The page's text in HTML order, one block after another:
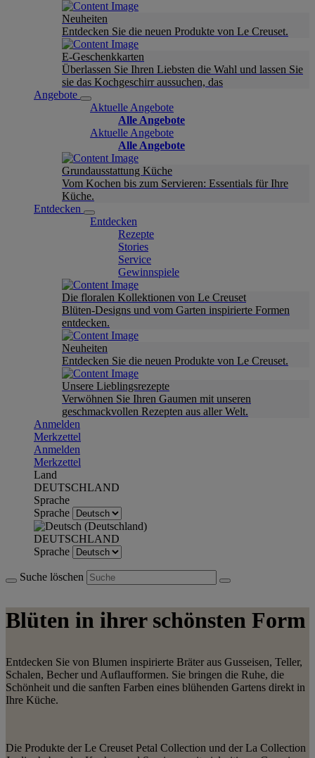
Neuheiten
Entdecken Sie die neuen Produkte von Le Creuset.
E-Geschenkkarten
Überlassen Sie Ihren Liebsten die Wahl und lassen Sie
sie das Kochgeschirr aussuchen, das
Angebote
Aktuelle Angebote
Alle Angebote
Aktuelle Angebote
Alle Angebote
Grundausstattung Küche
Vom Kochen bis zum Servieren: Essentials für Ihre
Küche.
Entdecken
Entdecken
Rezepte
Stories
Service
Gewinnspiele
Die floralen Kollektionen von Le Creuset
Blüten-Designs und vom Garten inspirierte Formen
entdecken.
Neuheiten
Entdecken Sie die neuen Produkte von Le Creuset.
Unsere Lieblingsrezepte
Verwöhnen Sie Ihren Gaumen mit unseren
geschmackvollen Rezepten aus aller Welt.
Anmelden
Merkzettel
Anmelden
Merkzettel
Land
DEUTSCHLAND
Sprache
Sprache
DEUTSCHLAND
Sprache
Suche löschen
Blüten in ihrer schönsten Form
Entdecken Sie von Blumen inspirierte Bräter aus Gusseisen, Teller,
Schalen, Becher und Auflaufformen. Sie bringen die Ruhe, die
Schönheit und die sanften Farben eines blühenden Gartens direkt in
Ihre Küche.
Die Produkte der Le Creuset Petal Collection und der La Collection